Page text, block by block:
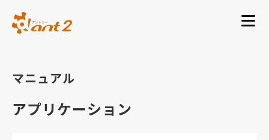
マニュアル
アプリケーション